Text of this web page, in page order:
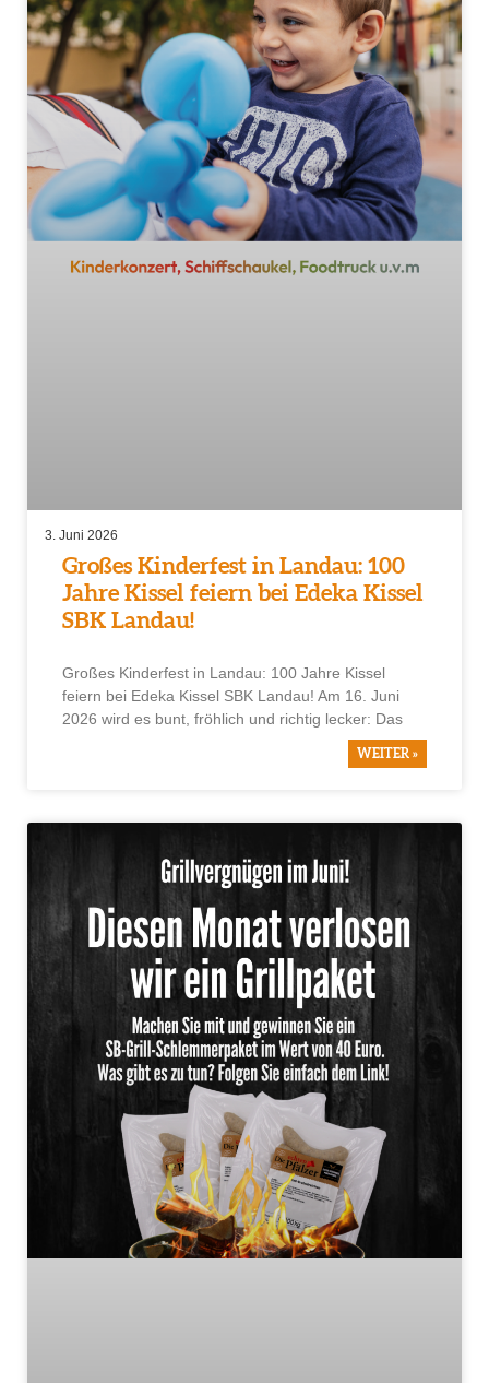
Großes Kinderfest in Landau: 100
Jahre Kissel feiern bei Edeka Kissel
SBK Landau!
Großes Kinderfest in Landau: 100 Jahre Kissel
feiern bei Edeka Kissel SBK Landau! Am 16. Juni
2026 wird es bunt, fröhlich und richtig lecker: Das
WEITER »
3. Juni 2026